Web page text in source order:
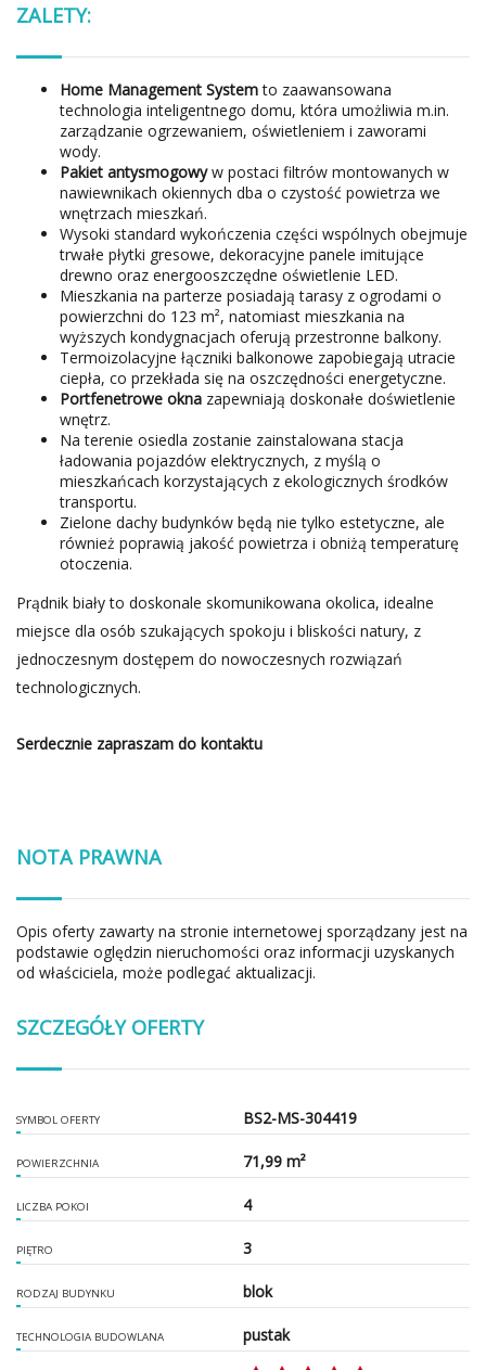
ZALETY:
Home Management Systemto zaawansowana
technologia inteligentnego domu, która umożliwia m.in.
zarządzanie ogrzewaniem, oświetleniem i zaworami
wody.
Pakiet antysmogowyw postaci filtrów montowanych w
nawiewnikach okiennych dba o czystość powietrza we
wnętrzach mieszkań.
Wysoki standard wykończenia części wspólnych obejmuje
trwałe płytki gresowe, dekoracyjne panele imitujące
drewno oraz energooszczędne oświetlenie LED.
Mieszkania na parterze posiadają tarasy z ogrodami o
powierzchni do 123 m², natomiast mieszkania na
wyższych kondygnacjach oferują przestronne balkony.
Termoizolacyjne łączniki balkonowe zapobiegają utracie
ciepła, co przekłada się na oszczędności energetyczne.
Portfenetrowe okna zapewniają doskonałe doświetlenie
wnętrz.
Na terenie osiedla zostanie zainstalowana stacja
ładowania pojazdów elektrycznych, z myślą o
mieszkańcach korzystających z ekologicznych środków
transportu.
Zielone dachy budynków będą nie tylko estetyczne, ale
również poprawią jakość powietrza i obniżą temperaturę
otoczenia.
Prądnik biały to doskonale skomunikowana okolica, idealne
miejsce dla osób szukających spokoju i bliskości natury, z
jednoczesnym dostępem do nowoczesnych rozwiązań
technologicznych.
Serdecznie zapraszam do kontaktu
NOTA PRAWNA
Opis oferty zawarty na stronie internetowej sporządzany jest na
podstawie oględzin nieruchomości oraz informacji uzyskanych
od właściciela, może podlegać aktualizacji.
SZCZEGÓŁY OFERTY
SYMBOL OFERTY BS2-MS-304419
POWIERZCHNIA 71,99 m²
LICZBA POKOI 4
PIĘTRO 3
RODZAJ BUDYNKU blok
TECHNOLOGIA BUDOWLANA pustak